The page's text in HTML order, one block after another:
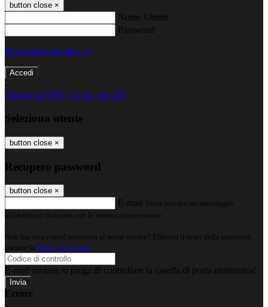
button close ×
Nome Utente
Password
Password dimenticata?
-
Entra con SPID Entra con CIE
Seleziona utente
button close ×
Recupero password
button close ×
E-mail Verrà inviato un messaggio
all'indirizzo indicato con le istruzioni necessarie.
Non hai una e-mail associata al nome utente? Effettua il reset della password
tramite la Login Spaggiari
E-mail inviata, si prega di controllare la casella di posta elettronica!
Errore